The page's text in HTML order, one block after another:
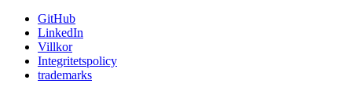
GitHub
LinkedIn
Villkor
Integritetspolicy
trademarks